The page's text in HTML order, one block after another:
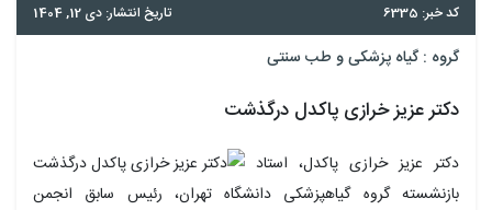
کد خبر: 6335 تاریخ انتشار: دی 12, 1404
گروه :گیاه پزشکی و طب سنتی
دکتر عزیز خرازی پاکدل درگذشت
دکتر عزیز خرازی پاکدل، استاد
بازنشسته گروه گیاهپزشکی دانشگاه تهران، رئیس سابق انجمن